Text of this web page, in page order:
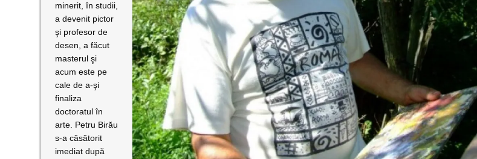
minerit, în studii,
a devenit pictor
şi profesor de
desen, a făcut
masterul şi
acum este pe
cale de a-şi
finaliza
doctoratul în
arte. Petru Birău
s-a căsătorit
imediat după